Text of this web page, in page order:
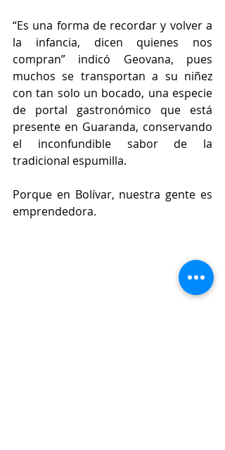
“Es una forma de recordar y volver a
la infancia, dicen quienes nos
compran” indicó Geovana, pues
muchos se transportan a su niñez
con tan solo un bocado, una especie
de portal gastronómico que está
presente en Guaranda, conservando
el inconfundible sabor de la
tradicional espumilla.
Porque en Bolívar, nuestra gente es
emprendedora.